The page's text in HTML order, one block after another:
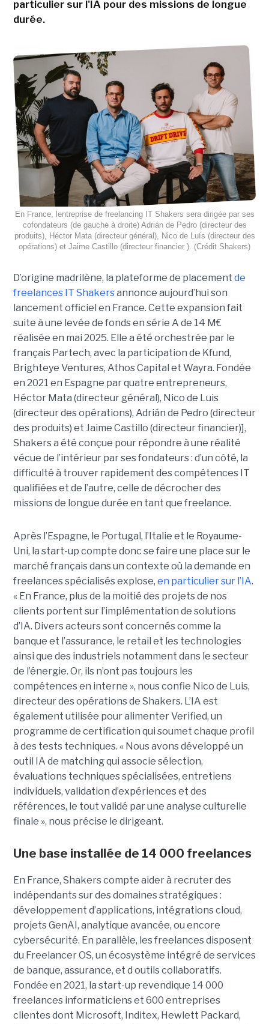
particulier sur l'IA pour des missions de longue
durée.
En France, lentreprise de freelancing IT Shakers sera dirigée par ses
cofondateurs (de gauche à droite) Adrián de Pedro (directeur des
produits), Héctor Mata (directeur général), Nico de Luís (directeur des
opérations) et Jaime Castillo (directeur financier ). (Crédit Shakers)
D’origine madrilène, la plateforme de placement de
freelances IT Shakersannonce aujourd’hui son
lancement officiel en France. Cette expansion fait
suite à une levée de fonds en série A de 14 M€
réalisée en mai 2025. Elle a été orchestrée par le
français Partech, avec la participation de Kfund,
Brighteye Ventures, Athos Capital et Wayra. Fondée
en 2021 en Espagne par quatre entrepreneurs,
Héctor Mata (directeur général), Nico de Luis
(directeur des opérations), Adrián de Pedro (directeur
des produits) et Jaime Castillo (directeur financier)],
Shakers a été conçue pour répondre à une réalité
vécue de l’intérieur par ses fondateurs : d’un côté, la
difficulté à trouver rapidement des compétences IT
qualifiées et de l’autre, celle de décrocher des
missions de longue durée en tant que freelance.
Après l’Espagne, le Portugal, l’Italie et le Royaume-
Uni, la start-up compte donc se faire une place sur le
marché français dans un contexte où la demande en
freelances spécialisés explose, en particulier sur l’IA.
« En France, plus de la moitié des projets de nos
clients portent sur l’implémentation de solutions
d’IA. Divers acteurs sont concernés comme la
banque et l’assurance, le retail et les technologies
ainsi que des industriels notamment dans le secteur
de l’énergie. Or, ils n’ont pas toujours les
compétences en interne », nous confie Nico de Luis,
directeur des opérations de Shakers. L’IA est
également utilisée pour alimenter Verified, un
programme de certification qui soumet chaque profil
à des tests techniques. « Nous avons développé un
outil IA de matching qui associe sélection,
évaluations techniques spécialisées, entretiens
individuels, validation d’expériences et des
références, le tout validé par une analyse culturelle
finale », nous précise le dirigeant.
Une base installée de 14 000 freelances
En France, Shakers compte aider à recruter des
indépendants sur des domaines stratégiques :
développement d’applications, intégrations cloud,
projets GenAI, analytique avancée, ou encore
cybersécurité. En parallèle, les freelances disposent
du Freelancer OS, un écosystème intégré de services
de banque, assurance, et d outils collaboratifs.
Fondée en 2021, la start-up revendique 14 000
freelances informaticiens et 600 entreprises
clientes dont Microsoft, Inditex, Hewlett Packard,